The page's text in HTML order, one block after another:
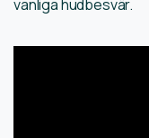
vanliga hudbesvär.